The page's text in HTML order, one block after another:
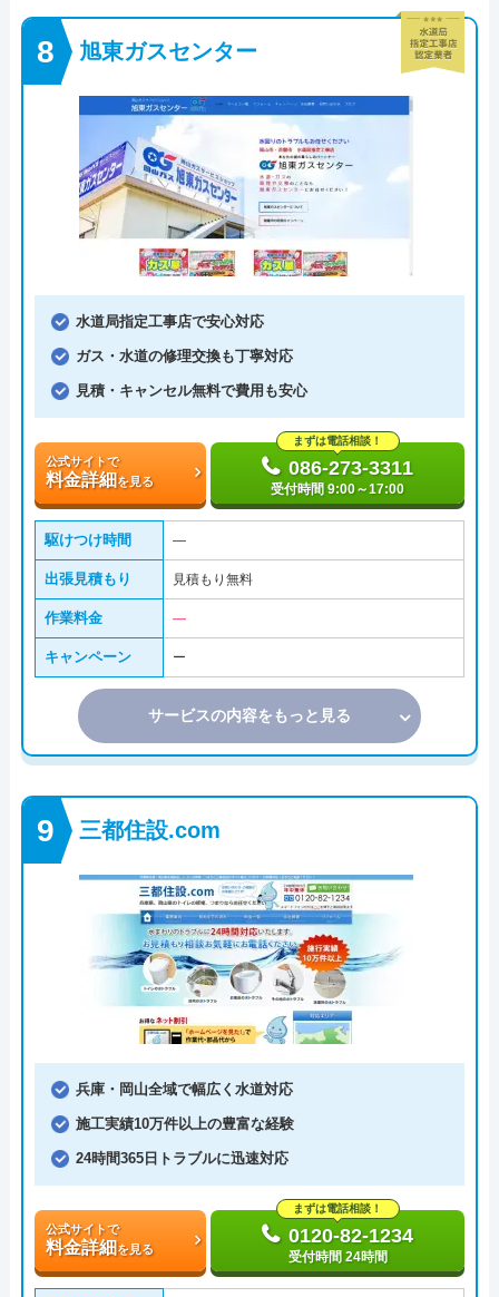
旭東ガスセンター
水道局指定工事店で安心対応
ガス・水道の修理交換も丁寧対応
見積・キャンセル無料で費用も安心
公式サイトで
料金詳細 を見る
まずは電話相談！
086-273-3311
受付時間 9:00～17:00
駆けつけ時間 ―
出張見積もり 見積もり無料
作業料金 ―
キャンペーン ー
サービスの内容をもっと見る
三都住設.com
兵庫・岡山全域で幅広く水道対応
施工実績10万件以上の豊富な経験
24時間365日トラブルに迅速対応
公式サイトで
料金詳細 を見る
まずは電話相談！
0120-82-1234
受付時間 24時間